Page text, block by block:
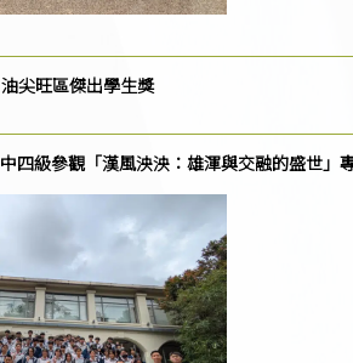
油尖旺區傑出學生獎
中四級參觀「漢風泱泱：雄渾與交融的盛世」